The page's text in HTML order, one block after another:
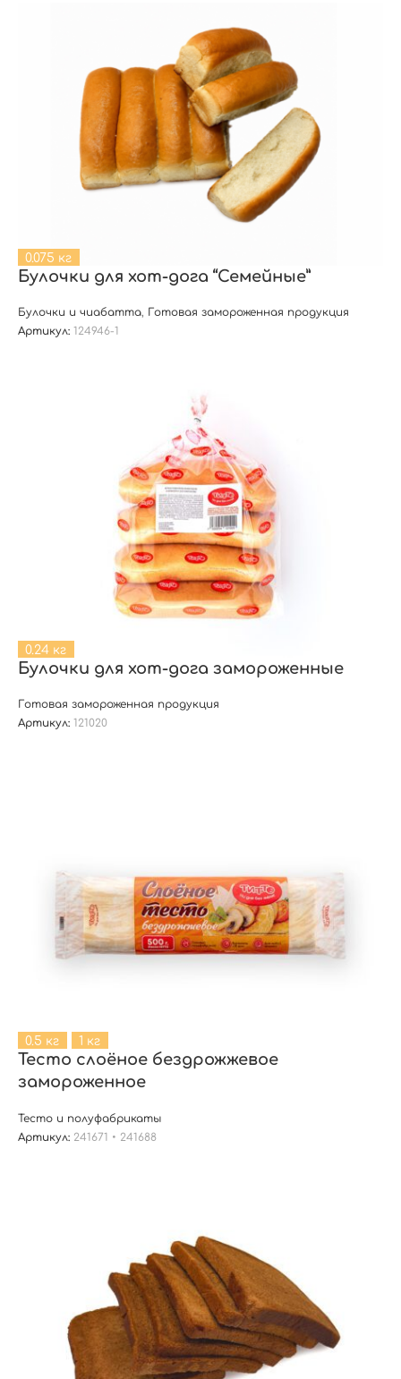
0.075 кг
Булочки для хот-дога “Семейные”
Булочки и чиабатта, Готовая замороженная продукция
Артикул: 124946-1
0.24 кг
Булочки для хот-дога замороженные
Готовая замороженная продукция
Артикул: 121020
0.5 кг 1 кг
Тесто слоёное бездрожжевое
замороженное
Тесто и полуфабрикаты
Артикул: 241671 • 241688